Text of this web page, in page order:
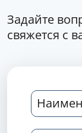
Задайте
свяжется с